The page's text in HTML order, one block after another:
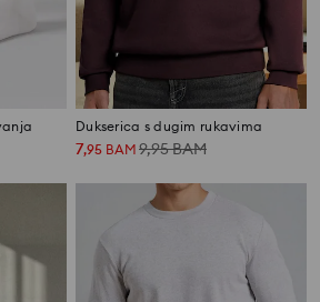
Dukserica s dugim rukavima
7,95 BAM 9,95BAM